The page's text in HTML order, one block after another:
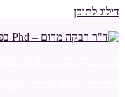
דילוג לתוכן